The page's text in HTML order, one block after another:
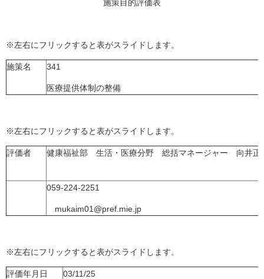
施策目的評価表
※左右にフリックすると表がスライドします。
施策名 341
医療提供体制の整備
※左右にフリックすると表がスライドします。
評価者 健康福祉部 生活・医療分野 総括マネージャー 向井正
059-224-2251
mukaim01@pref.mie.jp
※左右にフリックすると表がスライドします。
評価年月日 03/11/25